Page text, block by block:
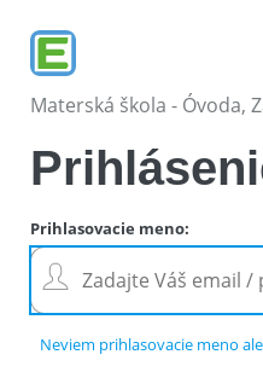
Materská škola - Óvoda,
Prihlasovacie meno:
Neviem prihlasovacie meno